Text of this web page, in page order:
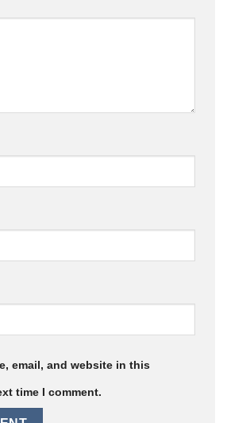
email, and website in this
time I comment.